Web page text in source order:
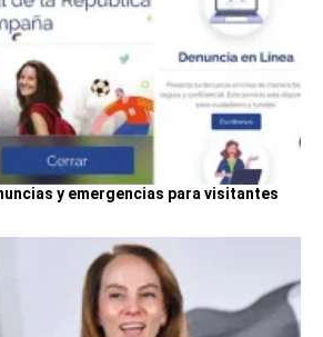
y emergencias para visitantes